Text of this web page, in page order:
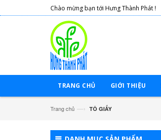
Chào mừng bạn tới Hưng Thành Phát !
TRANG CHỦ GIỚI THIỆU
Trang chủ —› TÔ GIẤY